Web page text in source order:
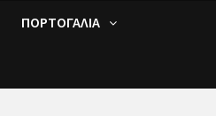
ΠΟΡΤΟΓΑΛΊΑ